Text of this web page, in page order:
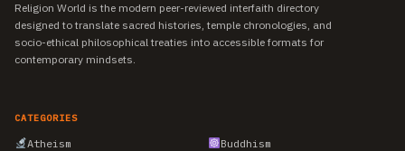
Religion World is the modern peer-reviewed interfaith directory
designed to translate sacred histories, temple chronologies, and
socio-ethical philosophical treaties into accessible formats for
contemporary mindsets.
CATEGORIES
Atheism
Buddhism